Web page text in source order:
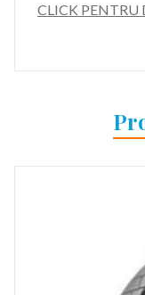
CLICK PENTRU